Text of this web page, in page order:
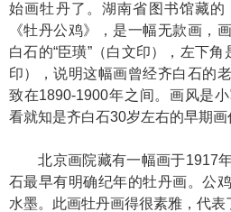
始画牡丹了。湖南省图书馆藏
《牡丹公鸡》，是一幅无款画，
白石的“臣璜”（白文印），左下角
印），说明这幅画曾经齐白石的
致在1890-1900年之间。画风是
看就知是齐白石30岁左右的早期画
北京画院藏有一幅画于1917年
石最早有明确纪年的牡丹画。公
水墨。此画牡丹画得很素雅，代表